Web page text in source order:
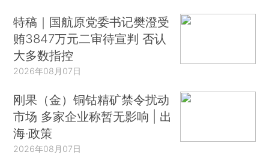
特稿｜国航原党委书记樊澄受
贿3847万元二审待宣判 否认
大多数指控
2026年08月07日
刚果（金）铜钴精矿禁令扰动
市场 多家企业称暂无影响 | 出
海·政策
2026年08月07日